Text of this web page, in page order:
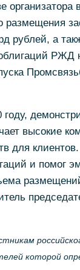
организатора
размещения
рублей, а
облигаций РЖД
высокие
для
и помог
которой